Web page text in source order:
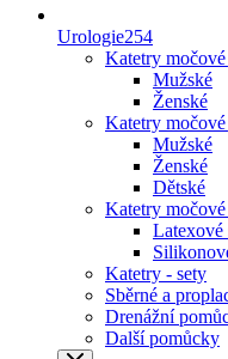
Urologie254
Katetry
Mužské
Ženské
Katetry
Mužské
Ženské
Dětské
Katetry
Latexové
Katetry - sety
Sběrné a
Drenážní
Další pomůcky